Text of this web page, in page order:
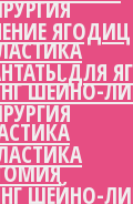
ШЕЙНО-
ЯГОДИЦ
ДЛЯ
ШЕЙНО-